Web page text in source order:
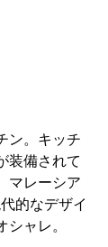
ン。キッチ
装備されて
マレーシア
的なデザイ
ャレ。